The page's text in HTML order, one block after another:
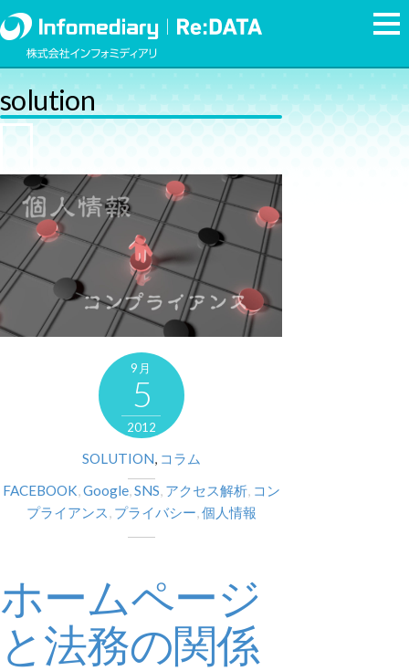
solution
9月
5
2012
SOLUTION, コラム
FACEBOOK,Google,SNS, アクセス解析, コン
プライアンス, プライバシー,個人情報
ホームページ
と法務の関係